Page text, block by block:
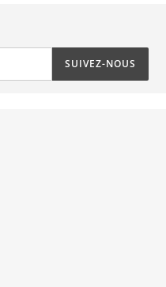
SUIVEZ-NOUS